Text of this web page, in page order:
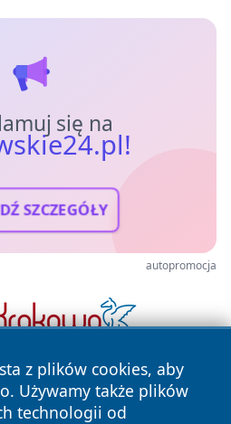
się na
SZCZEGÓŁY
autopromocja
z plików cookies, aby
Używamy także plików
technologii od